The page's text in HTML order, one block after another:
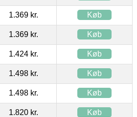
1.369 kr. Køb
1.369 kr. Køb
1.424 kr. Køb
1.498 kr. Køb
1.498 kr. Køb
1.820 kr. Køb